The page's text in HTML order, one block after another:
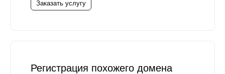
Заказать услугу
Регистрация похожего домена